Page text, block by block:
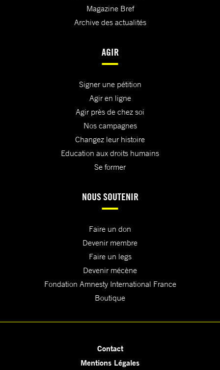
Magazine Bref
Archive des actualités
AGIR
Signer une pétition
Agir en ligne
Agir près de chez soi
Nos campagnes
Changez leur histoire
Education aux droits humains
Se former
NOUS SOUTENIR
Faire un don
Devenir membre
Faire un legs
Devenir mécène
Fondation Amnesty International France
Boutique
Contact
Mentions Légales